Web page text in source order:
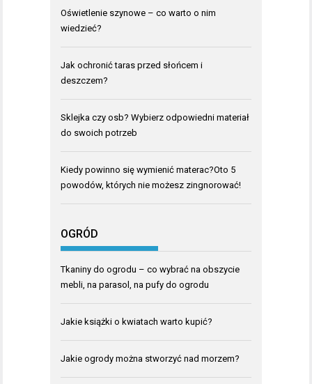
Oświetlenie szynowe – co warto o nim
wiedzieć?
Jak ochronić taras przed słońcem i
deszczem?
Sklejka czy osb? Wybierz odpowiedni materiał
do swoich potrzeb
Kiedy powinno się wymienić materac?Oto 5
powodów, których nie możesz zingnorować!
OGRÓD
Tkaniny do ogrodu – co wybrać na obszycie
mebli, na parasol, na pufy do ogrodu
Jakie książki o kwiatach warto kupić?
Jakie ogrody można stworzyć nad morzem?